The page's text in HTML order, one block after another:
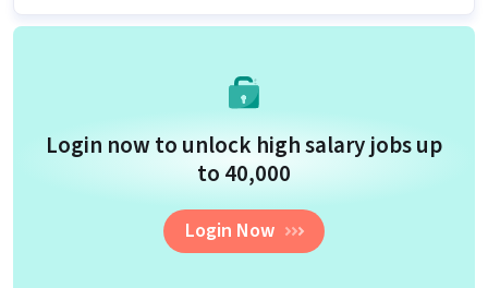
Login now to unlock high salary jobs up
to ₹40,000
Login Now